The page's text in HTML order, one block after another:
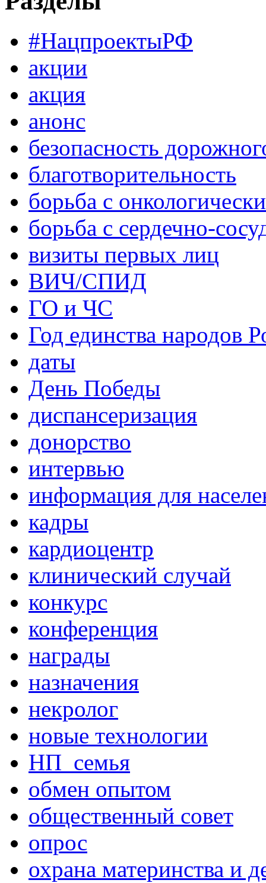
#НацпроектыРФ
акции
акция
анонс
безопасность
благотворительность
борьба с
борьба с сердечно-
визиты первых лиц
ВИЧ/СПИД
ГО и ЧС
Год единства народов
даты
День Победы
диспансеризация
донорство
интервью
информация для
кадры
кардиоцентр
клинический случай
конкурс
конференция
награды
назначения
некролог
новые технологии
НП_семья
обмен опытом
общественный совет
опрос
охрана материнства и